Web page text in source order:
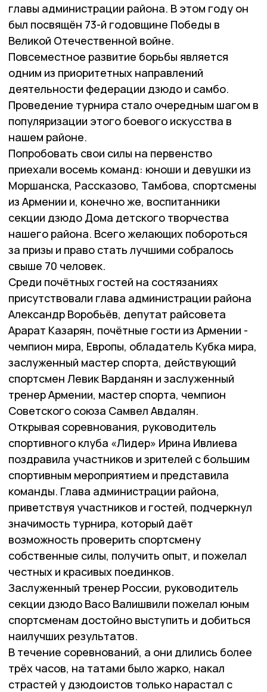
главы администрации района. В этом году он
был посвящён 73-й годовщине Победы в
Великой Отечественной войне.
Повсеместное развитие борьбы является
одним из приоритетных направлений
деятельности федерации дзюдо и самбо.
Проведение турнира стало очередным шагом в
популяризации этого боевого искусства в
нашем районе.
Попробовать свои силы на первенство
приехали восемь команд: юноши и девушки из
Моршанска, Рассказово, Тамбова, спортсмены
из Армении и, конечно же, воспитанники
секции дзюдо Дома детского творчества
нашего района. Всего желающих побороться
за призы и право стать лучшими собралось
свыше 70 человек.
Среди почётных гостей на состязаниях
присутствовали глава администрации района
Александр Воробьёв, депутат райсовета
Арарат Казарян, почётные гости из Армении -
чемпион мира, Европы, обладатель Кубка мира,
заслуженный мастер спорта, действующий
спортсмен Левик Варданян и заслуженный
тренер Армении, мастер спорта, чемпион
Советского союза Самвел Авдалян.
Открывая соревнования, руководитель
спортивного клуба «Лидер» Ирина Ивлиева
поздравила участников и зрителей с большим
спортивным мероприятием и представила
команды. Глава администрации района,
приветствуя участников и гостей, подчеркнул
значимость турнира, который даёт
возможность проверить спортсмену
собственные силы, получить опыт, и пожелал
честных и красивых поединков.
Заслуженный тренер России, руководитель
секции дзюдо Васо Валишвили пожелал юным
спортсменам достойно выступить и добиться
наилучших результатов.
В течение соревнований, а они длились более
трёх часов, на татами было жарко, накал
страстей у дзюдоистов только нарастал с